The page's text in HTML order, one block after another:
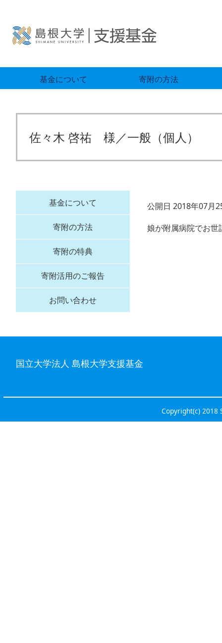
基金について 寄附の方法
佐々木 啓祐 様／一般（個人）
公開日 2018年07月
娘が附属病院でお世
基金について
寄附の方法
寄附の特典
寄附活用のご報告
お問い合わせ
国立大学法人 島根大学支援基金
Copyright(c)